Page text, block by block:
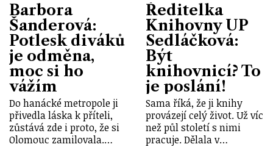
Barbora
Šanderová:
Potlesk diváků
je odměna,
moc si ho
vážím
Do hanácké metropole ji
přivedla láska k příteli,
zůstává zde i proto, že si
Olomouc zamilovala.…
Ředitelka
Knihovny UP
Sedláčková:
Být
knihovnicí? To
je poslání!
Sama říká, že ji knihy
provázejí celý život. Už víc
než půl století s nimi
pracuje. Dělala v…